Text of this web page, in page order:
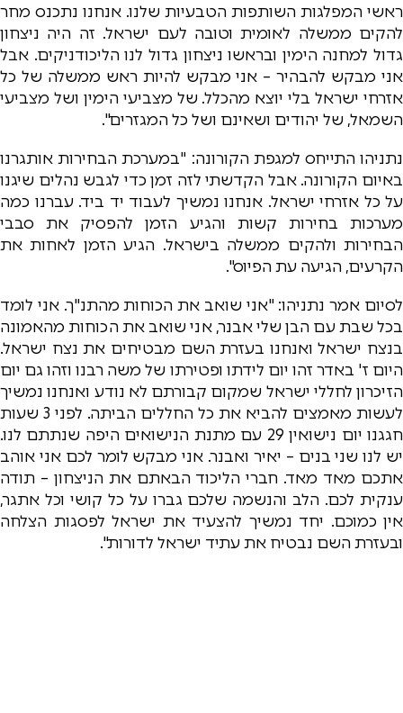
ראשי המפלגות השותפות הטבעיות שלנו. אנחנו נתכנס מחר
להקים ממשלה לאומית וטובה לעם ישראל. זה היה ניצחון
גדול למחנה הימין ובראשו ניצחון גדול לנו הליכודניקים. אבל
אני מבקש להבהיר – אני מבקש להיות ראש ממשלה של כל
אזרחי ישראל בלי יוצא מהכלל. של מצביעי הימין ושל מצביעי
השמאל, של יהודים ושאינם ושל כל המגזרים".
נתניהו התייחס למגפת הקורונה: "במערכת הבחירות אותגרנו
באיום הקורונה. אבל הקדשתי לזה זמן כדי לגבש נהלים שיגנו
על כל אזרחי ישראל. אנחנו נמשיך לעבוד יד ביד. עברנו כמה
מערכות בחירות קשות והגיע הזמן להפסיק את סבבי
הבחירות ולהקים ממשלה בישראל. הגיע הזמן לאחות את
הקרעים, הגיעה עת הפיוס".
לסיום אמר נתניהו: "אני שואב את הכוחות מהתנ"ך. אני לומד
בכל שבת עם הבן שלי אבנר, אני שואב את הכוחות מהאמונה
בנצח ישראל ואנחנו בעזרת השם מבטיחים את נצח ישראל.
היום ז' באדר זהו יום לידתו ופטירתו של משה רבנו וזהו גם יום
הזיכרון לחללי ישראל שמקום קבורתם לא נודע ואנחנו נמשיך
לעשות מאמצים להביא את כל החללים הביתה. לפני 3 שעות
חגגנו יום נישואין 29 עם מתנת הנישואים היפה שנתתם לנו.
יש לנו שני בנים – יאיר ואבנר. אני מבקש לומר לכם אני אוהב
אתכם מאד מאד. חברי הליכוד הבאתם את הניצחון – תודה
ענקית לכם. הלב והנשמה שלכם גברו על כל קושי וכל אתגר,
אין כמוכם. יחד נמשיך להצעיד את ישראל לפסגות הצלחה
ובעזרת השם נבטיח את עתיד ישראל לדורות".